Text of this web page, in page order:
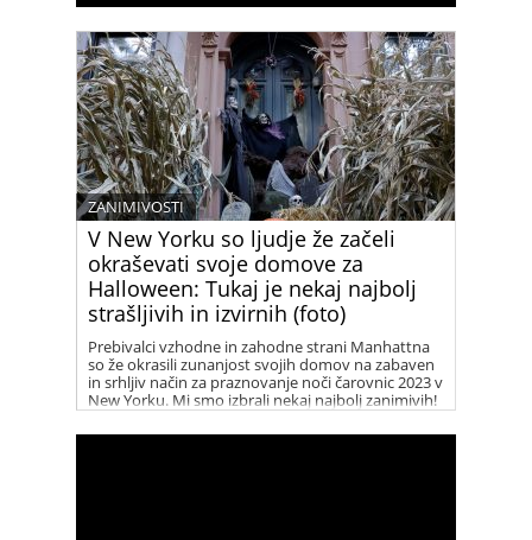
V New Yorku so ljudje že začeli
okraševati svoje domove za
Halloween: Tukaj je nekaj najbolj
strašljivih in izvirnih (foto)
ZANIMIVOSTI
Prebivalci vzhodne in zahodne strani Manhattna
so že okrasili zunanjost svojih domov na zabaven
in srhljiv način za praznovanje noči čarovnic 2023 v
New Yorku. Mi smo izbrali nekaj najbolj zanimivih!